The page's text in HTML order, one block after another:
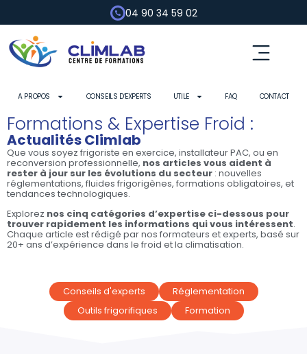
04 90 34 59 02
A PROPOS CONSEILS D’EXPERTS UTILE FAQ CONTACT
Formations & Expertise Froid :
Actualités Climlab
Que vous soyez frigoriste en exercice, installateur PAC, ou en
reconversion professionnelle, nos articles vous aident à
rester à jour sur les évolutions du secteur : nouvelles
réglementations, fluides frigorigènes, formations obligatoires, et
tendances technologiques.
Explorez nos cinq catégories d’expertise ci-dessous pour
trouver rapidement les informations qui vous intéressent.
Chaque article est rédigé par nos formateurs et experts, basé sur
20+ ans d’expérience dans le froid et la climatisation.
Conseils d'experts
Réglementation
Outils frigorifiques
Formation